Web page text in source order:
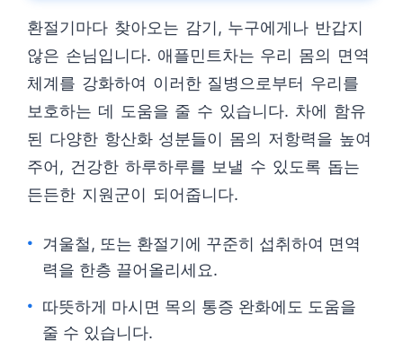
환절기마다 찾아오는 감기, 누구에게나 반갑지
않은 손님입니다. 애플민트차는 우리 몸의 면역
체계를 강화하여 이러한 질병으로부터 우리를
보호하는 데 도움을 줄 수 있습니다. 차에 함유
된 다양한 항산화 성분들이 몸의 저항력을 높여
주어, 건강한 하루하루를 보낼 수 있도록 돕는
든든한 지원군이 되어줍니다.
겨울철, 또는 환절기에 꾸준히 섭취하여 면역
력을 한층 끌어올리세요.
따뜻하게 마시면 목의 통증 완화에도 도움을
줄 수 있습니다.